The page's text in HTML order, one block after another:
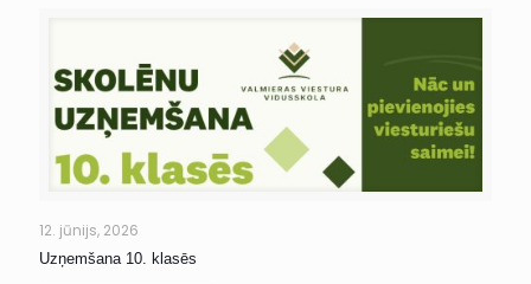
12. jūnijs, 2026
Uzņemšana 10. klasēs